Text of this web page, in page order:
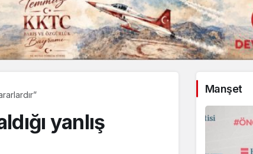
yanlış
Manşet